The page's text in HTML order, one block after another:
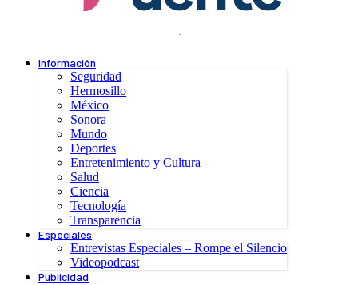
.
Información
Seguridad
Hermosillo
México
Sonora
Mundo
Deportes
Entretenimiento y Cultura
Salud
Ciencia
Tecnología
Transparencia
Especiales
Entrevistas Especiales – Rompe el Silencio
Videopodcast
Publicidad